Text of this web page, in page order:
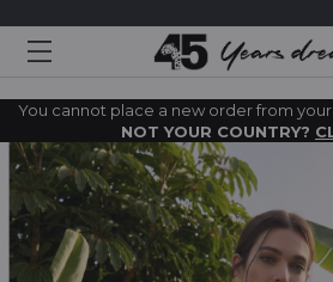
You cannot place a new order from
NOT YOUR COUNTRY?